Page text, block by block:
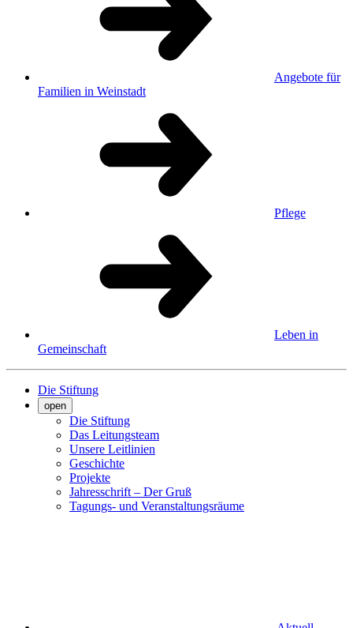
Angebote für
Familien in Weinstadt
Pflege
Leben in
Gemeinschaft
Die Stiftung
open
Die Stiftung
Das Leitungsteam
Unsere Leitlinien
Geschichte
Projekte
Jahresschrift – Der Gruß
Tagungs- und Veranstaltungsräume